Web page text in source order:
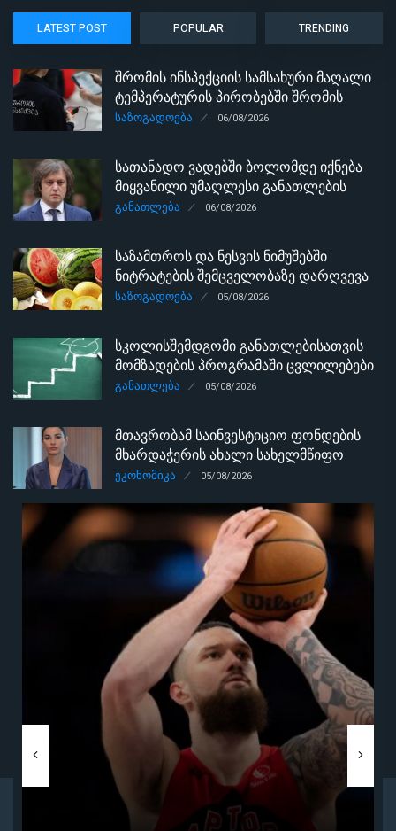
LATEST POST POPULAR TRENDING
შრომის ინსპექციის სამსახური მაღალი
ტემპერატურის პირობებში შრომის
უსაფრთხოების ნორმების
მასშტაბით ახორციელებს
ᲡᲐᲖᲝᲒᲐᲓᲝᲔᲑᲐ 06/08/2026
სათანადო ვადებში ბოლომდე იქნება
მიყვანილი უმაღლესი განათლების
რეფორმა - ირაკლი კობახიძე
ᲒᲐᲜᲐᲗᲚᲔᲑᲐ 06/08/2026
საზამთროს და ნესვის ნიმუშებში
ნიტრატების შემცველობაზე დარღვევა
არ გამოვლინდა
ᲡᲐᲖᲝᲒᲐᲓᲝᲔᲑᲐ 05/08/2026
სკოლისშემდგომი განათლებისათვის
მომზადების პროგრამაში ცვლილებები
შევიდა - ბრძანება
ᲒᲐᲜᲐᲗᲚᲔᲑᲐ 05/08/2026
მთავრობამ საინვესტიციო ფონდების
მხარდაჭერის ახალი სახელმწიფო
პროგრამა დაამტკიცა
ᲔᲙᲝᲜᲝᲛᲘᲙᲐ 05/08/2026